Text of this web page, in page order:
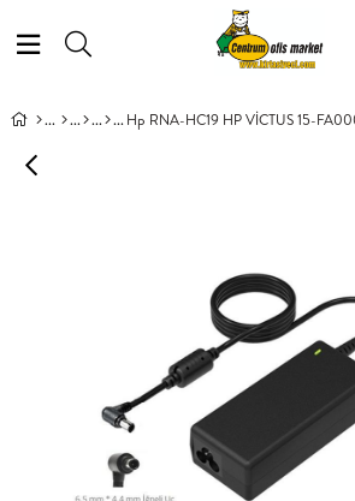
Hp RNA-HC19 HP VİCTUS 15-